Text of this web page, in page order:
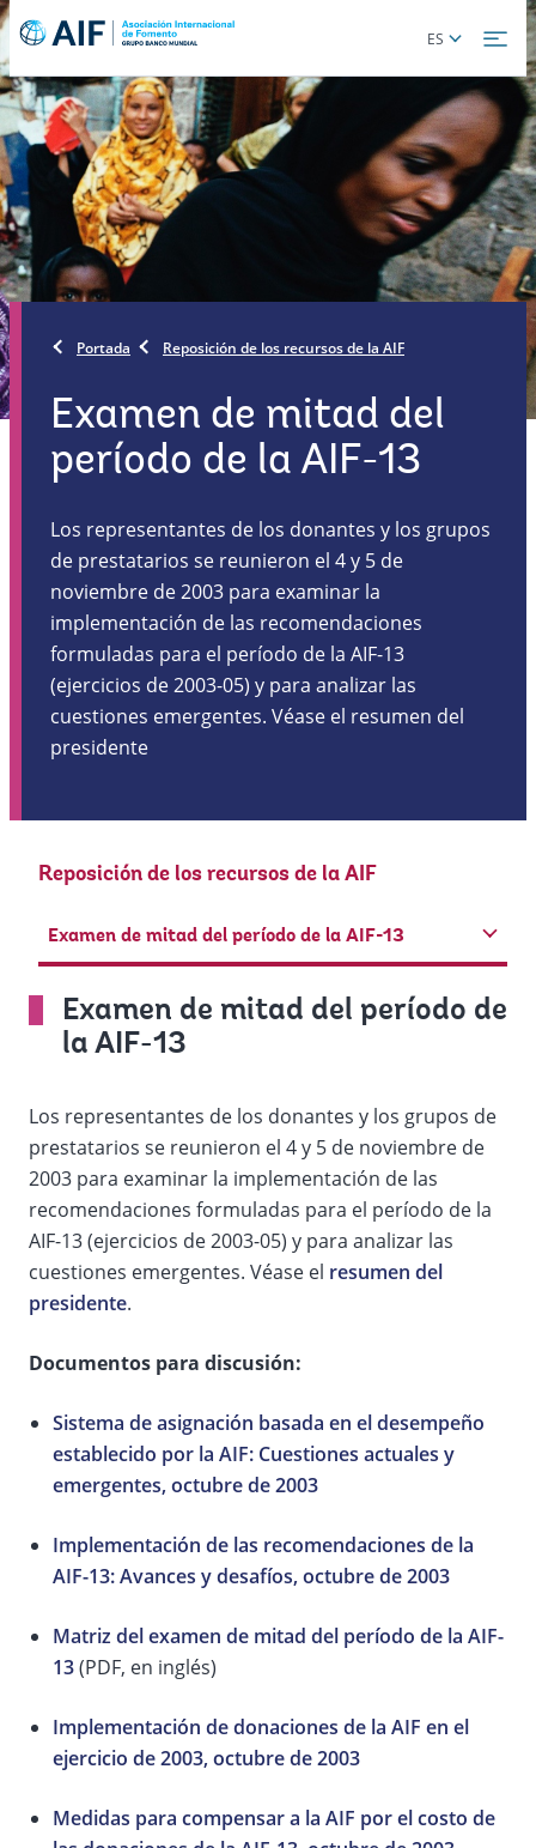
Skip
main
content
Global
toggler
ES
Portada Reposición de los recursos de la AIF
Examen de mitad del
período de la AIF-13
Los representantes de los donantes y los grupos
de prestatarios se reunieron el 4 y 5 de
noviembre de 2003 para examinar la
implementación de las recomendaciones
formuladas para el período de la AIF-13
(ejercicios de 2003-05) y para analizar las
cuestiones emergentes. Véase el resumen del
presidente
Reposición de los recursos de la AIF
Examen de mitad del período de la AIF-13
Examen de mitad del período de
la AIF-13
Los representantes de los donantes y los grupos de
prestatarios se reunieron el 4 y 5 de noviembre de
2003 para examinar la implementación de las
recomendaciones formuladas para el período de la
AIF-13 (ejercicios de 2003-05) y para analizar las
cuestiones emergentes. Véase el resumen del
presidente.
Documentos para discusión:
Sistema de asignación basada en el desempeño
establecido por la AIF: Cuestiones actuales y
emergentes, octubre de 2003
Implementación de las recomendaciones de la
AIF-13: Avances y desafíos, octubre de 2003
Matriz del examen de mitad del período de la AIF-
13(PDF, en inglés)
Implementación de donaciones de la AIF en el
ejercicio de 2003, octubre de 2003
Medidas para compensar a la AIF por el costo de